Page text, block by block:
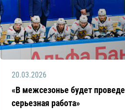
20.03.2026
«В межсезонье будет
серьезная работа»